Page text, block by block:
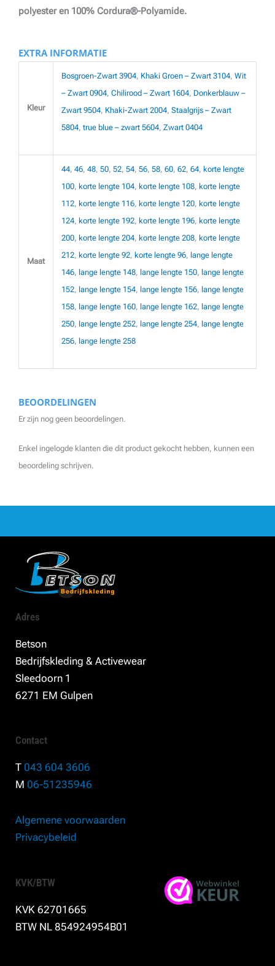
polyester en 100% Cordura®-Polyamide.
EXTRA INFORMATIE
Kleur
Bosgroen-Zwart 3904, Khaki Groen – Zwart 3104, Wit
– Zwart 0904, Chilirood – Zwart 1604, Donkerblauw –
Zwart 9504, Khaki-Zwart 2004, Staalgrijs – Zwart
5804, true blue – zwart 5604, Zwart 0404
Maat
44, 46, 48, 50, 52, 54, 56, 58, 60, 62, 64, korte lengte
100, korte lengte 104, korte lengte 108, korte lengte
112, korte lengte 116, korte lengte 120, korte lengte
124, korte lengte 192, korte lengte 196, korte lengte
200, korte lengte 204, korte lengte 208, korte lengte
212, korte lengte 92, korte lengte 96, lange lengte
146, lange lengte 148, lange lengte 150, lange lengte
152, lange lengte 154, lange lengte 156, lange lengte
158, lange lengte 160, lange lengte 162, lange lengte
250, lange lengte 252, lange lengte 254, lange lengte
256, lange lengte 258
BEOORDELINGEN
Er zijn nog geen beoordelingen.
Enkel ingelogde klanten die dit product gekocht hebben, kunnen een
beoordeling schrijven.
Adres
Betson
Bedrijfskleding & Activewear
Sleedoorn 1
6271 EM Gulpen
Contact
T 043 604 3606
M 06-51235946
Algemene voorwaarden
Privacybeleid
KVK/BTW
KVK 62701665
BTW NL 854924954B01